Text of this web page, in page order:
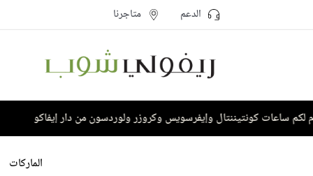
الدعم متاجرنا
ساعات كونتيننتال وإيفرسويس وكروزر ولوردسون من دار إيفاكو
الماركات